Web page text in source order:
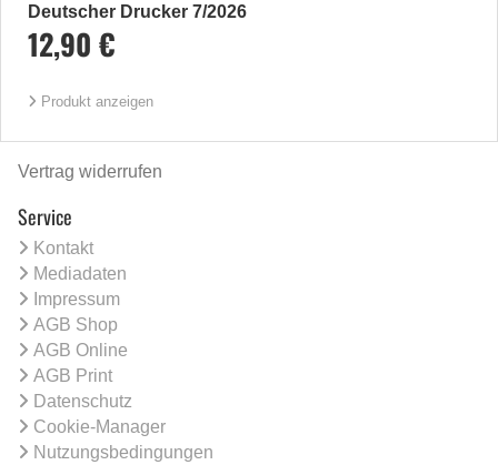
Deutscher Drucker 7/2026
12,90 €
Produkt anzeigen
Vertrag widerrufen
Service
Kontakt
Mediadaten
Impressum
AGB Shop
AGB Online
AGB Print
Datenschutz
Cookie-Manager
Nutzungsbedingungen